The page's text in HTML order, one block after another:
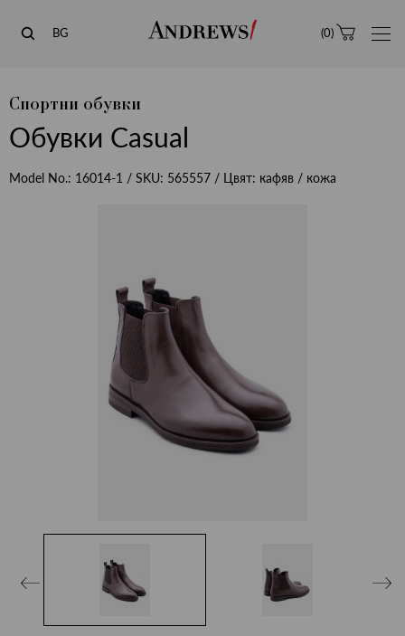
Andrews
BG (0)
Спортни обувки
Обувки Casual
Model No.: 16014-1 / SKU: 565557 / Цвят: кафяв / кожа